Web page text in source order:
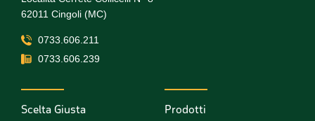
62011 Cingoli (MC)
0733.606.211
0733.606.239
Scelta Giusta
Prodotti